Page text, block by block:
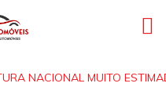
NACIONAL MUITO